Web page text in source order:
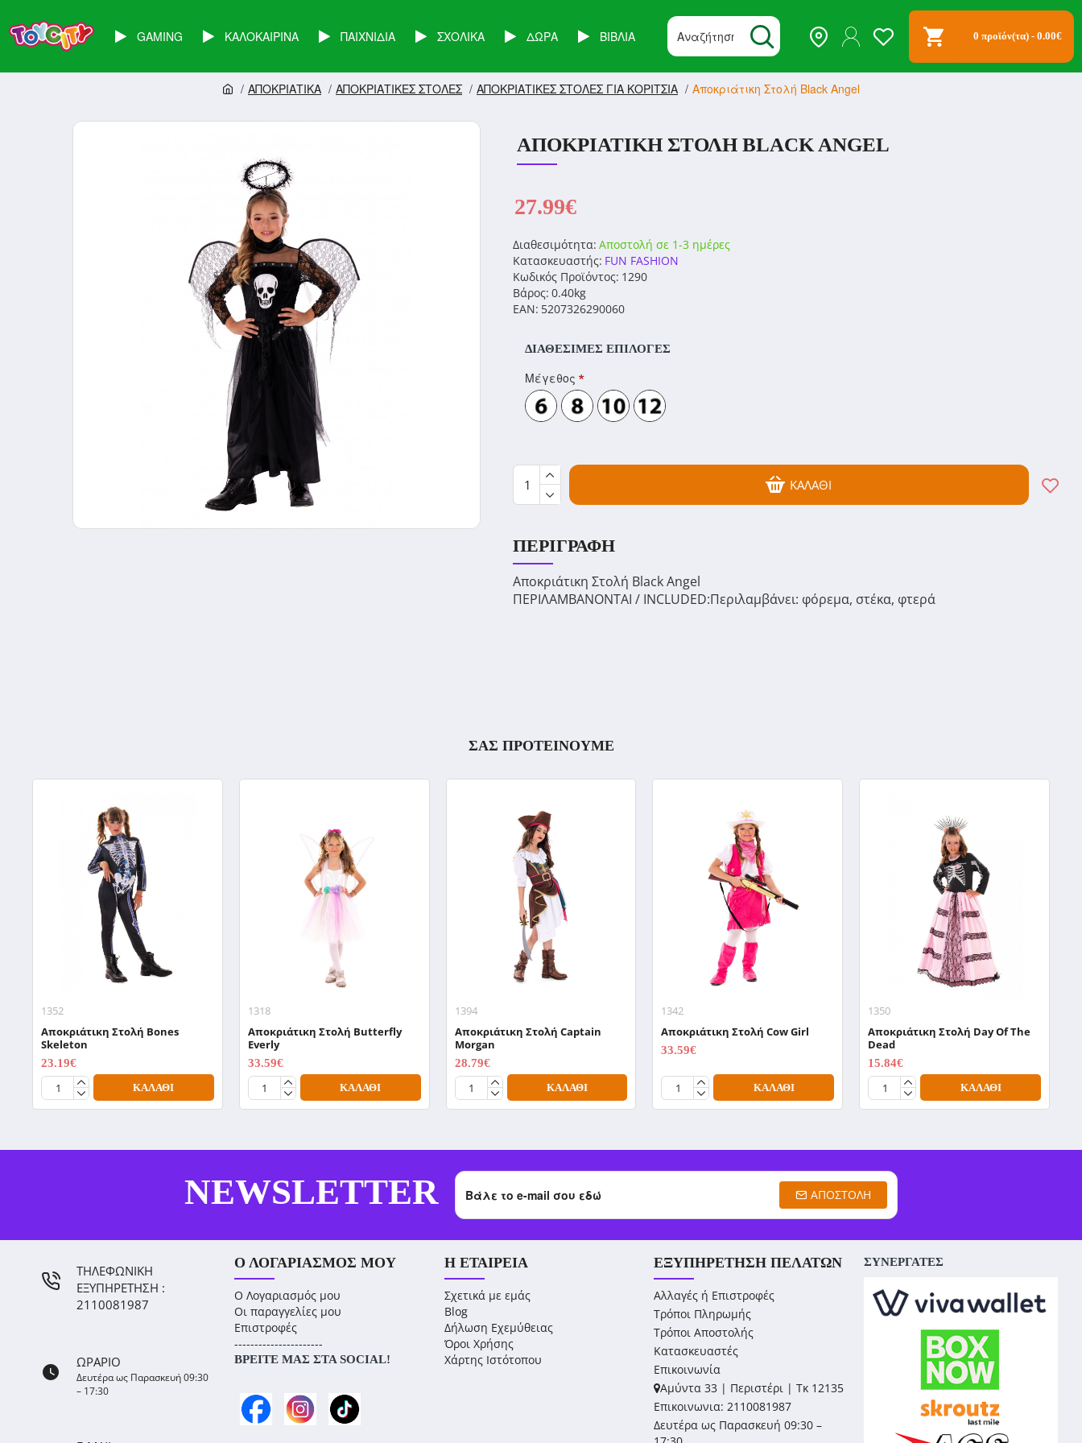
GAMING ΚΑΛΟΚΑΙΡΙΝΑ ΠΑΙΧΝΙΔΙΑ ΣΧΟΛΙΚΑ ΔΩΡΑ ΒΙΒΛΙΑ 0 προϊόν(τα) - 0.00€
AΠΟΚΡΙΑΤΙΚΑ ΑΠΟΚΡΙΑΤΙΚΕΣ ΣΤΟΛΕΣ ΑΠΟΚΡΙΑΤΙΚΕΣ ΣΤΟΛΕΣ ΓΙΑ ΚΟΡΙΤΣΙΑ Αποκριάτικη Στολή Black Angel
ΑΠΟΚΡΙΆΤΙΚΗ ΣΤΟΛΉ BLACK ANGEL
Διαθεσιμότητα: Αποστολή σε 1-3 ημέρες
Κατασκευαστής: FUN FASHION
Κωδικός Προϊόντος: 1290
Βάρος: 0.40kg
EAN: 5207326290060
27.99€
ΔΙΑΘΈΣΙΜΕΣ ΕΠΙΛΟΓΈΣ
Μέγεθος
ΚΑΛΆΘΙ
ΠΕΡΙΓΡΑΦΉ
Αποκριάτικη Στολή Black Angel
ΠΕΡΙΛΑΜΒΑΝΟΝΤΑΙ / INCLUDED:Περιλαμβάνει: φόρεμα, στέκα, φτερά
ΣΑΣ ΠΡΟΤΕΙΝΟΥΜΕ
1352
Αποκριάτικη Στολή Bones
Skeleton
23.19€
ΚΑΛΆΘΙ
1318
Αποκριάτικη Στολή Butterfly
Everly
33.59€
ΚΑΛΆΘΙ
1394
Αποκριάτικη Στολή Captain
Morgan
28.79€
ΚΑΛΆΘΙ
1342
Αποκριάτικη Στολή Cow Girl
33.59€
ΚΑΛΆΘΙ
1350
Αποκριάτικη Στολή Day Of The
Dead
15.84€
ΚΑΛΆΘΙ
NEWSLETTER ΑΠΟΣΤΟΛΉ
ΤΗΛΕΦΩΝΙΚΗ
ΕΞΥΠΗΡΕΤΗΣΗ :
2110081987
ΩΡΑΡΙΟ
Δευτέρα ως Παρασκευή 09:30
– 17:30
Ο ΛΟΓΑΡΙΑΣΜΌΣ ΜΟΥ
Ο Λογαριασμός μου
Οι παραγγελίες μου
Επιστροφές
----------------------
ΒΡΕΊΤΕ ΜΑΣ ΣΤΑ SOCIAL!
Η ΕΤΑΙΡΕΊΑ
Σχετικά με εμάς
Blog
Δήλωση Εχεμύθειας
Όροι Χρήσης
Χάρτης Ιστότοπου
ΕΞΥΠΗΡΈΤΗΣΗ ΠΕΛΑΤΏΝ
Αλλαγές ή Επιστροφές
Τρόποι Πληρωμής
Τρόποι Αποστολής
Κατασκευαστές
Επικοινωνία
Αμύντα 33 | Περιστέρι | Τκ 12135
Επικοινωνια: 2110081987
Δευτέρα ως Παρασκευή 09:30 –
ΣΥΝΕΡΓΑΤΕΣ